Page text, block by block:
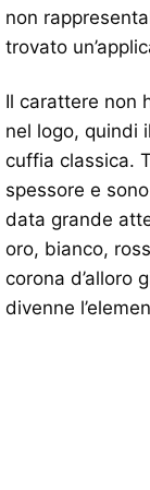
non
trovato
Il carattere non
nel logo, quindi
cuffia classica.
spessore e
data grande
oro, bianco,
corona d’alloro
divenne